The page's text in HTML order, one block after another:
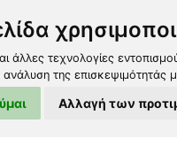
άλλες τεχνολογίες
της επισκεψιμότητάς
Αλλαγή των